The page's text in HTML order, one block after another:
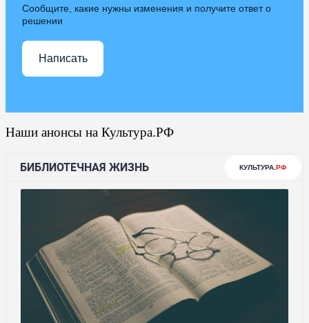
Сообщите, какие нужны изменения и получите ответ о
решении
Написать
Наши анонсы на Культура.РФ